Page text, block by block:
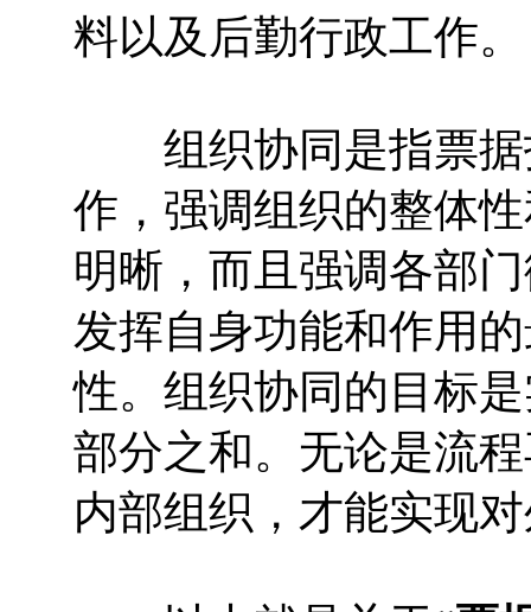
料以及后勤行政工作。
组织协同是指票据
作，强调组织的整体
明晰，而且强调各部
发挥自身功能和作用
性。组织协同的目标
部分之和。无论是流
内部组织，才能实现